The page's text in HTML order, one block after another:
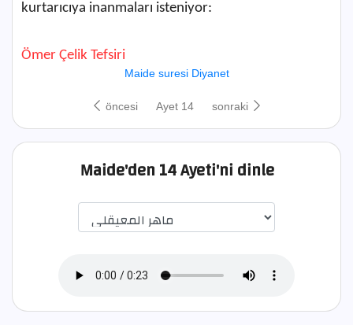
kurtarıcıya inanmaları isteniyor:
Ömer Çelik Tefsiri
Maide suresi Diyanet
öncesi Ayet 14 sonraki
Maide'den 14 Ayeti'ni dinle